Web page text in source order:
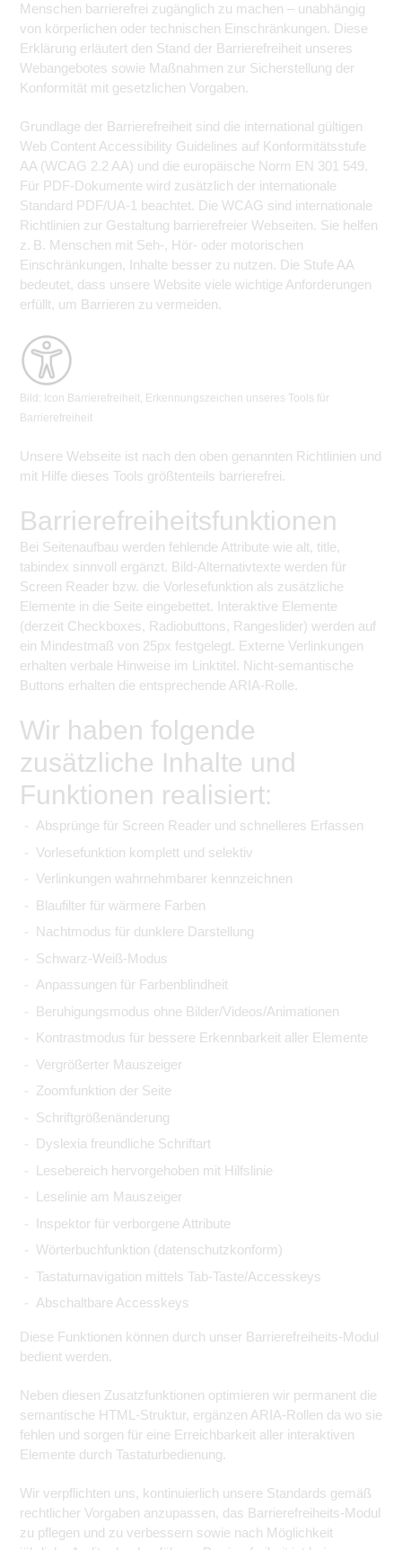
Menschen barrierefrei zugänglich zu machen – unabhängig
von körperlichen oder technischen Einschränkungen. Diese
Erklärung erläutert den Stand der Barrierefreiheit unseres
Webangebotes sowie Maßnahmen zur Sicherstellung der
Konformität mit gesetzlichen Vorgaben.
Grundlage der Barrierefreiheit sind die international gültigen
Web Content Accessibility Guidelines auf Konformitätsstufe
AA (WCAG 2.2 AA) und die europäische Norm EN 301 549.
Für PDF-Dokumente wird zusätzlich der internationale
Standard PDF/UA-1 beachtet. Die WCAG sind internationale
Richtlinien zur Gestaltung barrierefreier Webseiten. Sie helfen
z. B. Menschen mit Seh-, Hör- oder motorischen
Einschränkungen, Inhalte besser zu nutzen. Die Stufe AA
bedeutet, dass unsere Website viele wichtige Anforderungen
erfüllt, um Barrieren zu vermeiden.
Bild: Icon Barrierefreiheit, Erkennungszeichen unseres Tools für
Barrierefreiheit
Unsere Webseite ist nach den oben genannten Richtlinien und
mit Hilfe dieses Tools größtenteils barrierefrei.
Barrierefreiheitsfunktionen
Bei Seitenaufbau werden fehlende Attribute wie alt, title,
tabindex sinnvoll ergänzt. Bild-Alternativtexte werden für
Screen Reader bzw. die Vorlesefunktion als zusätzliche
Elemente in die Seite eingebettet. Interaktive Elemente
(derzeit Checkboxes, Radiobuttons, Rangeslider) werden auf
ein Mindestmaß von 25px festgelegt. Externe Verlinkungen
erhalten verbale Hinweise im Linktitel. Nicht-semantische
Buttons erhalten die entsprechende ARIA-Rolle.
Wir haben folgende
zusätzliche Inhalte und
Funktionen realisiert:
Absprünge für Screen Reader und schnelleres Erfassen
Vorlesefunktion komplett und selektiv
Verlinkungen wahrnehmbarer kennzeichnen
Blaufilter für wärmere Farben
Nachtmodus für dunklere Darstellung
Schwarz-Weiß-Modus
Anpassungen für Farbenblindheit
Beruhigungsmodus ohne Bilder/Videos/Animationen
Kontrastmodus für bessere Erkennbarkeit aller Elemente
Vergrößerter Mauszeiger
Zoomfunktion der Seite
Schriftgrößenänderung
Dyslexia freundliche Schriftart
Lesebereich hervorgehoben mit Hilfslinie
Leselinie am Mauszeiger
Inspektor für verborgene Attribute
Wörterbuchfunktion (datenschutzkonform)
Tastaturnavigation mittels Tab-Taste/Accesskeys
Abschaltbare Accesskeys
Diese Funktionen können durch unser Barrierefreiheits-Modul
bedient werden.
Neben diesen Zusatzfunktionen optimieren wir permanent die
semantische HTML-Struktur, ergänzen ARIA-Rollen da wo sie
fehlen und sorgen für eine Erreichbarkeit aller interaktiven
Elemente durch Tastaturbedienung.
Wir verpflichten uns, kontinuierlich unsere Standards gemäß
rechtlicher Vorgaben anzupassen, das Barrierefreiheits-Modul
zu pflegen und zu verbessern sowie nach Möglichkeit